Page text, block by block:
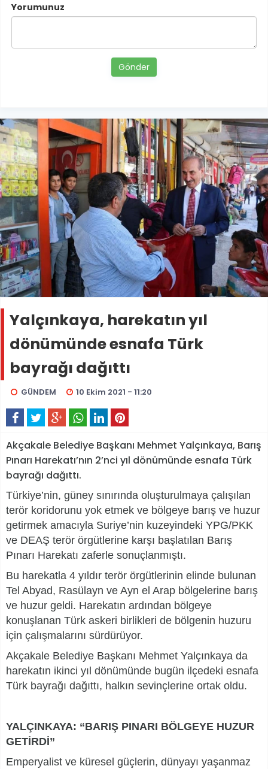
Yorumunuz
Gönder
Yalçınkaya, harekatın yıl
dönümünde esnafa Türk
bayrağı dağıttı
GÜNDEM 10 Ekim 2021 - 11:20
Akçakale Belediye Başkanı Mehmet Yalçınkaya, Barış
Pınarı Harekatı’nın 2’nci yıl dönümünde esnafa Türk
bayrağı dağıttı.
Türkiye’nin, güney sınırında oluşturulmaya çalışılan
terör koridorunu yok etmek ve bölgeye barış ve huzur
getirmek amacıyla Suriye’nin kuzeyindeki YPG/PKK
ve DEAŞ terör örgütlerine karşı başlatılan Barış
Pınarı Harekatı zaferle sonuçlanmıştı.
Bu harekatla 4 yıldır terör örgütlerinin elinde bulunan
Tel Abyad, Rasülayn ve Ayn el Arap bölgelerine barış
ve huzur geldi. Harekatın ardından bölgeye
konuşlanan Türk askeri birlikleri de bölgenin huzuru
için çalışmalarını sürdürüyor.
Akçakale Belediye Başkanı Mehmet Yalçınkaya da
harekatın ikinci yıl dönümünde bugün ilçedeki esnafa
Türk bayrağı dağıttı, halkın sevinçlerine ortak oldu.
YALÇINKAYA: “BARIŞ PINARI BÖLGEYE HUZUR
GETİRDİ”
Emperyalist ve küresel güçlerin, dünyayı yaşanmaz